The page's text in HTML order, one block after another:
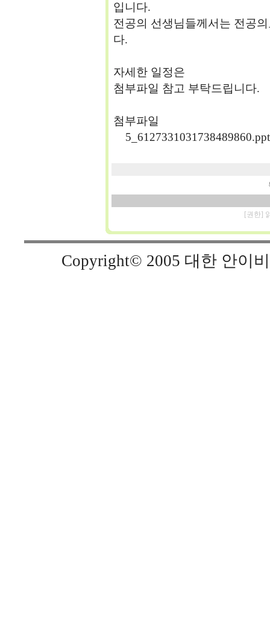
입니다.
전공의 선생님들께서는 전공
다.
자세한 일정은
첨부파일 참고 부탁드립니다.
첨부파일
[권한]
Copyright© 2005 대한 안이